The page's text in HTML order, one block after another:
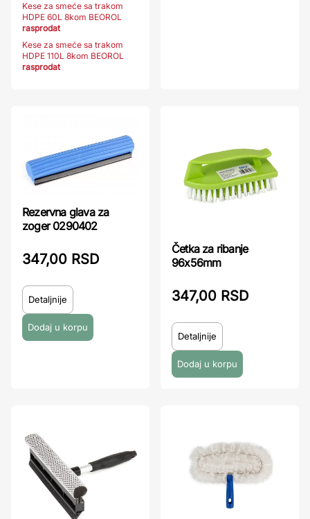
Kese za smeće sa trakom
HDPE 60L 8kom BEOROL
rasprodat
Kese za smeće sa trakom
HDPE 110L 8kom BEOROL
rasprodat
Rezervna glava za
zoger 0290402
347,00 RSD
Detaljnije
Četka za ribanje
96x56mm
347,00 RSD
Detaljnije